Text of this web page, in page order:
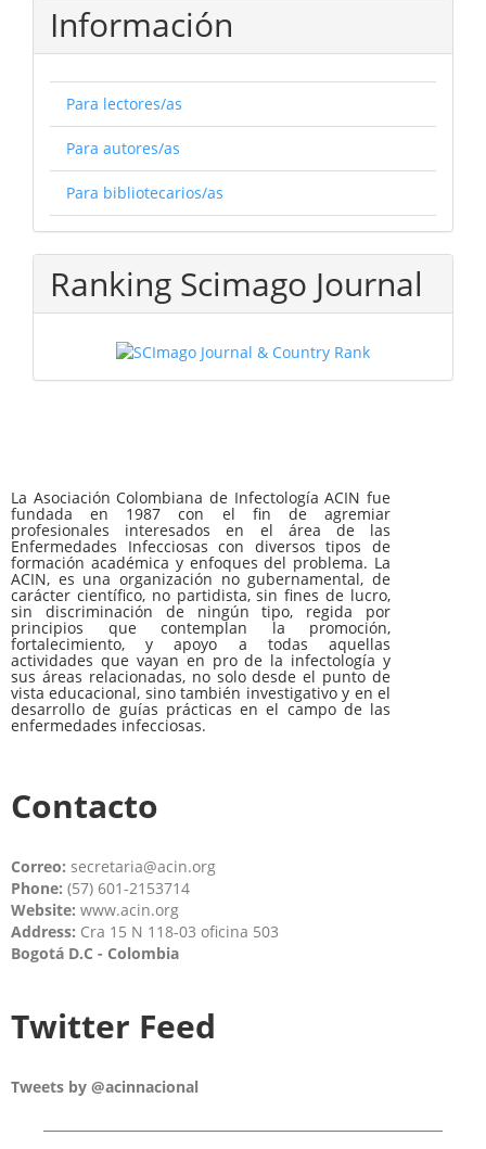
Información
Para lectores/as
Para autores/as
Para bibliotecarios/as
Ranking Scimago Journal
La Asociación Colombiana de Infectología ACIN fue
fundada en 1987 con el fin de agremiar
profesionales interesados en el área de las
Enfermedades Infecciosas con diversos tipos de
formación académica y enfoques del problema. La
ACIN, es una organización no gubernamental, de
carácter científico, no partidista, sin fines de lucro,
sin discriminación de ningún tipo, regida por
principios que contemplan la promoción,
fortalecimiento, y apoyo a todas aquellas
actividades que vayan en pro de la infectología y
sus áreas relacionadas, no solo desde el punto de
vista educacional, sino también investigativo y en el
desarrollo de guías prácticas en el campo de las
enfermedades infecciosas.
Contacto
Correo: secretaria@acin.org
Phone: (57) 601-2153714
Website: www.acin.org
Address: Cra 15 N 118-03 oficina 503
Bogotá D.C - Colombia
Twitter Feed
Tweets by @acinnacional